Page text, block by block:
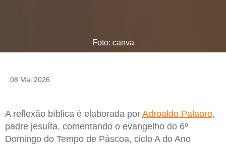
Foto: canva
08 Mai 2026
A reflexão bíblica é elaborada por Adroaldo Palaoro,
padre jesuíta, comentando o evangelho do 6º
Domingo do Tempo de Páscoa, ciclo A do Ano